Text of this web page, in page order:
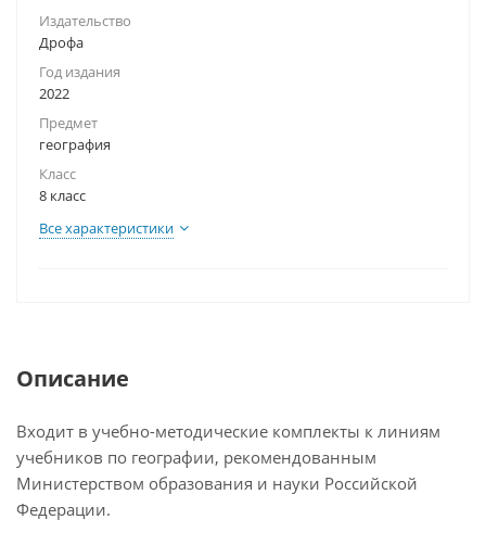
Издательство
Дрофа
Год издания
2022
Предмет
география
Класс
8 класс
Все характеристики
Описание
Входит в учебно-методические комплекты к линиям
учебников по географии, рекомендованным
Министерством образования и науки Российской
Федерации.